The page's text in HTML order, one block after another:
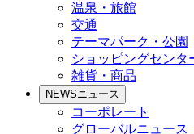
温泉・旅館
交通
テーマパーク・公園
ショッピングセンタ
雑貨・商品
NEWSニュース
コーポレート
グローバルニュース